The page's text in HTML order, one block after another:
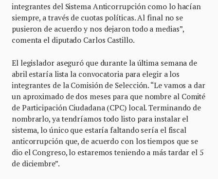
integrantes del Sistema Anticorrupción como lo hacían
siempre, a través de cuotas políticas. Al final no se
pusieron de acuerdo y nos dejaron todo a medias”,
comenta el diputado Carlos Castillo.
El legislador aseguró que durante la última semana de
abril estaría lista la convocatoria para elegir a los
integrantes de la Comisión de Selección. “Le vamos a dar
un aproximado de dos meses para que nombre al Comité
de Participación Ciudadana (CPC) local. Terminando de
nombrarlo, ya tendríamos todo listo para instalar el
sistema, lo único que estaría faltando sería el fiscal
anticorrupción que, de acuerdo con los tiempos que se
dio el Congreso, lo estaremos teniendo a más tardar el 5
de diciembre”.